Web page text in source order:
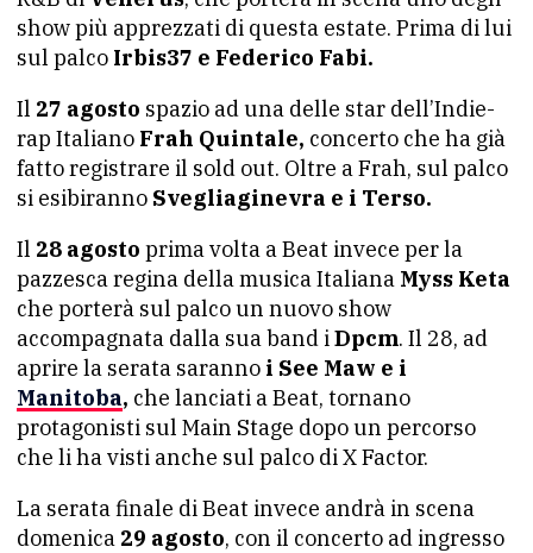
show più apprezzati di questa estate. Prima di lui
sul palco Irbis37 e Federico Fabi.
Il 27 agosto spazio ad una delle star dell’Indie-
rap Italiano Frah Quintale, concerto che ha già
fatto registrare il sold out. Oltre a Frah, sul palco
si esibiranno Svegliaginevra e i Terso.
Il 28 agosto prima volta a Beat invece per la
pazzesca regina della musica Italiana Myss Keta
che porterà sul palco un nuovo show
accompagnata dalla sua band iDpcm. Il 28, ad
aprire la serata saranno i See Maw e i
Manitoba, che lanciati a Beat, tornano
protagonisti sul Main Stage dopo un percorso
che li ha visti anche sul palco di X Factor.
La serata finale di Beat invece andrà in scena
domenica 29 agosto, con il concerto ad ingresso